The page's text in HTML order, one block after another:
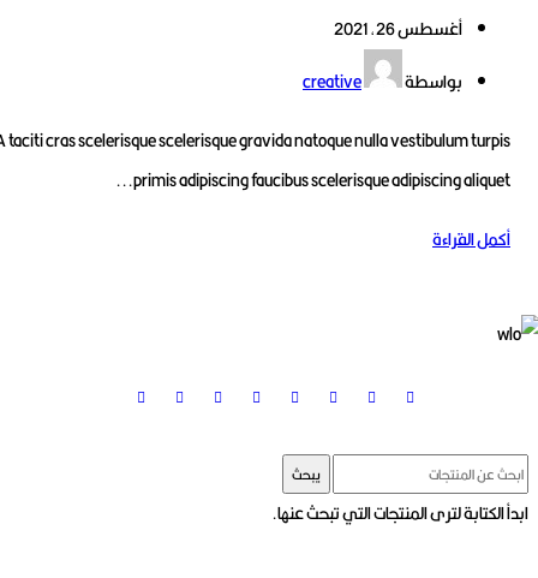
أغسطس 26, 2021
بواسطة
creative
A taciti cras scelerisque scelerisque gravida natoque nulla vestibulum
primis adipiscing faucibus scelerisque adipiscing
لترى المنتجات التي تبحث عنها.